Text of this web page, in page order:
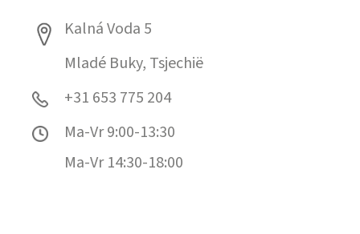
Kalná Voda 5
Mladé Buky, Tsjechië
+31 653 775 204
Ma-Vr 9:00-13:30
Ma-Vr 14:30-18:00